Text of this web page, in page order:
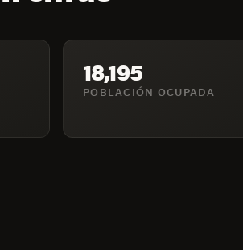
18,195
POBLACIÓN OCUPADA